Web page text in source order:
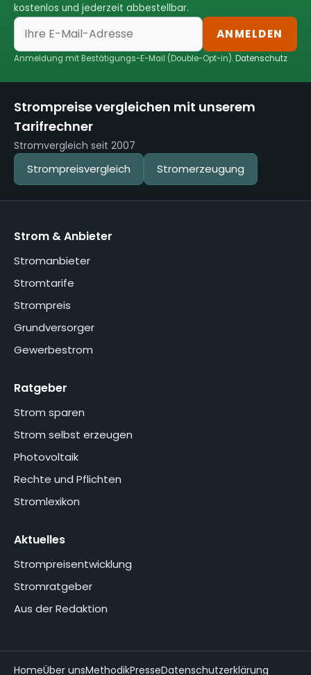
kostenlos und jederzeit abbestellbar.
ANMELDEN
Anmeldung mit Bestätigungs-E-Mail (Double-Opt-in).Datenschutz
Strompreise vergleichen mit unserem
Tarifrechner
Stromvergleich seit 2007
Strompreisvergleich Stromerzeugung
Strom & Anbieter
Stromanbieter
Stromtarife
Strompreis
Grundversorger
Gewerbestrom
Ratgeber
Strom sparen
Strom selbst erzeugen
Photovoltaik
Rechte und Pflichten
Stromlexikon
Aktuelles
Strompreisentwicklung
Stromratgeber
Aus der Redaktion
HomeÜber unsMethodikPresseDatenschutzerklärung